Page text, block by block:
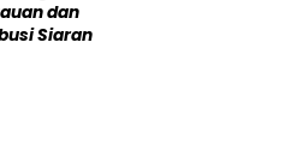
dan
Siaran